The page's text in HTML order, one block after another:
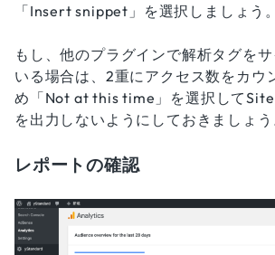
「Insert snippet」を選択しましょう。
もし、他のプラグインで解析タグを
いる場合は、2重にアクセス数をカウ
め「Not at this time」を選択して
を出力しないようにしておきましょう
レポートの確認